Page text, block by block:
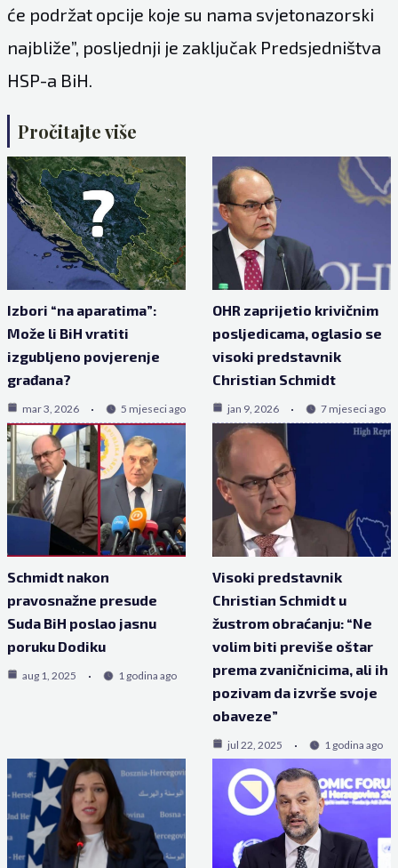
će podržat opcije koje su nama svjetonazorski
najbliže”, posljednji je zaključak Predsjedništva
HSP-a BiH.
Pročitajte više
Izbori “na aparatima”:
Može li BiH vratiti
izgubljeno povjerenje
građana?
mar 3, 2026 5 mjeseci ago
OHR zaprijetio krivičnim
posljedicama, oglasio se
visoki predstavnik
Christian Schmidt
jan 9, 2026 7 mjeseci ago
Schmidt nakon
pravosnažne presude
Suda BiH poslao jasnu
poruku Dodiku
aug 1, 2025 1 godina ago
Visoki predstavnik
Christian Schmidt u
žustrom obraćanju: “Ne
volim biti previše oštar
prema zvaničnicima, ali ih
pozivam da izvrše svoje
obaveze”
jul 22, 2025 1 godina ago